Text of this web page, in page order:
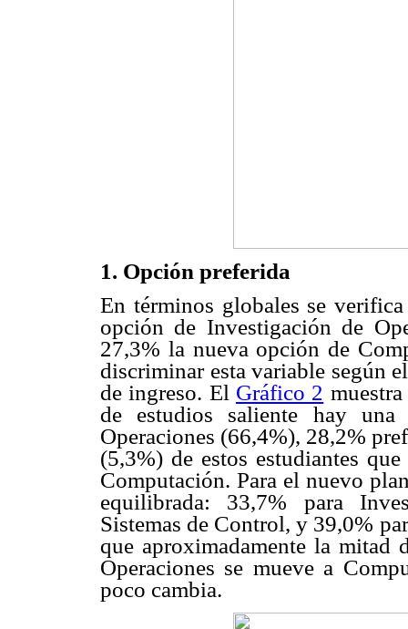
1. Opción preferida
En términos globales se
opción de Investigación de
27,3% la nueva opción de
discriminar esta variable según
de ingreso. El Gráfico 2
de estudios saliente hay
Operaciones (66,4%), 28,2%
(5,3%) de estos estudiantes
Computación. Para el nuevo
equilibrada: 33,7% para
Sistemas de Control, y 39,0%
que aproximadamente la mitad
Operaciones se mueve a
poco cambia.